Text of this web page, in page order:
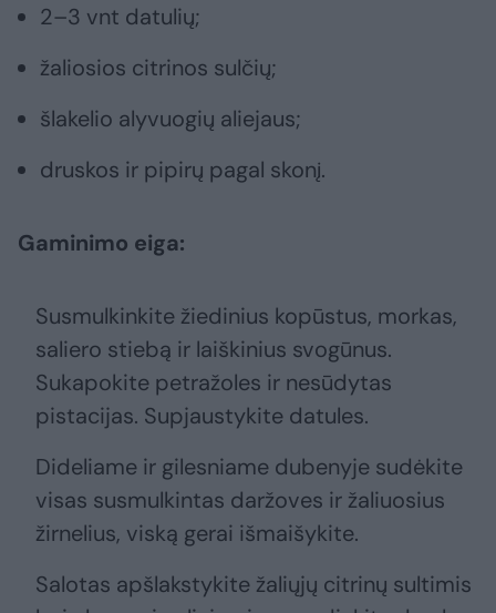
2–3 vnt datulių;
žaliosios citrinos sulčių;
šlakelio alyvuogių aliejaus;
druskos ir pipirų pagal skonį.
Gaminimo eiga:
Susmulkinkite žiedinius kopūstus, morkas,
saliero stiebą ir laiškinius svogūnus.
Sukapokite petražoles ir nesūdytas
pistacijas. Supjaustykite datules.
Dideliame ir gilesniame dubenyje sudėkite
visas susmulkintas daržoves ir žaliuosius
žirnelius, viską gerai išmaišykite.
Salotas apšlakstykite žaliųjų citrinų sultimis